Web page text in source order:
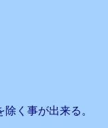
く事が出来る。